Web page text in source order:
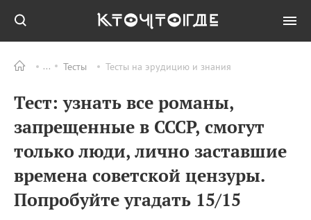
Тесты Тесты на эрудицию и знания
Тест: узнать все романы,
запрещенные в СССР, смогут
только люди, лично заставшие
времена советской цензуры.
Попробуйте угадать 15/15